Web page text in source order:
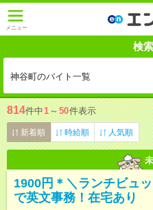
メニュー
検
神谷町のバイト一覧
814件中1 ～ 50件表示
新着順 時給順 人気順
1900円＊＼ランチビュ
で英文事務！在宅あり